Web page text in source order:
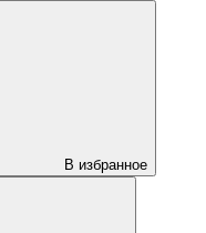
В избранное